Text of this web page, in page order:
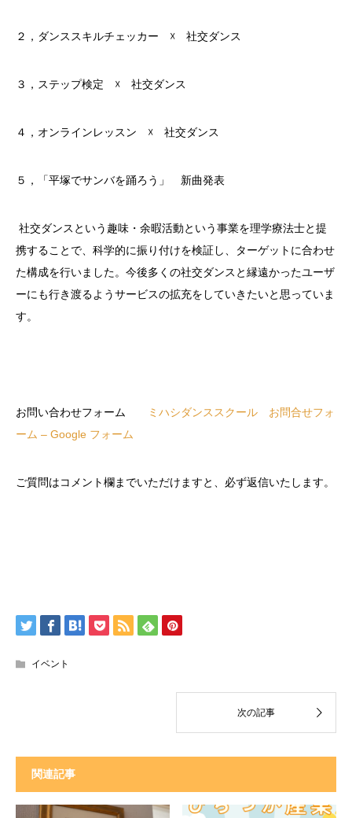
２，ダンススキルチェッカー ☓ 社交ダンス
３，ステップ検定 ☓ 社交ダンス
４，オンラインレッスン ☓ 社交ダンス
５，「平塚でサンバを踊ろう」 新曲発表
社交ダンスという趣味・余暇活動という事業を理学療法士と提
携することで、科学的に振り付けを検証し、ターゲットに合わせ
た構成を行いました。今後多くの社交ダンスと縁遠かったユーザ
ーにも行き渡るようサービスの拡充をしていきたいと思っていま
す。
お問い合わせフォーム
ミハシダンススクール お問合せフォ
ーム – Google フォーム
ご質問はコメント欄までいただけますと、必ず返信いたします。
イベント
関連記事